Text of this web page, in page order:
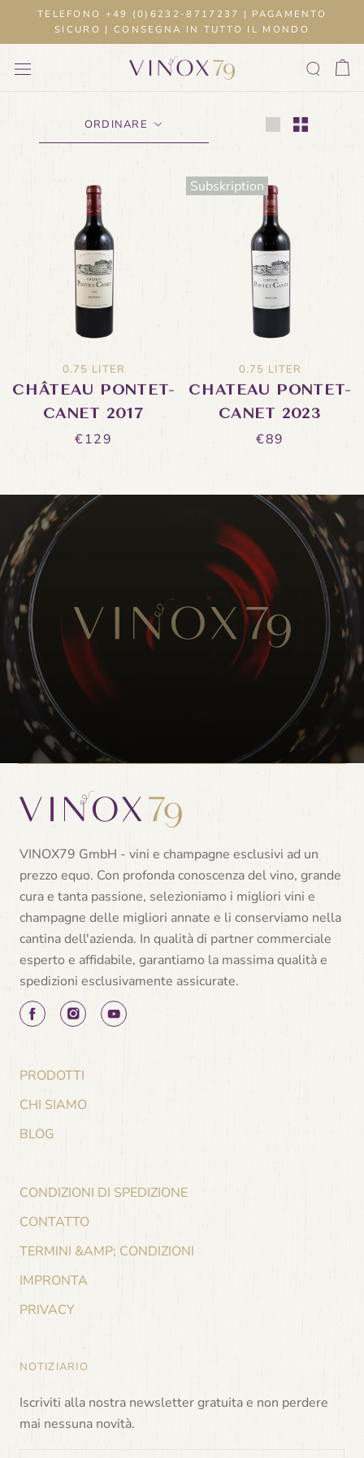
TELEFONO +49 (0)6232-8717237 | PAGAMENTO
SICURO | CONSEGNA IN TUTTO IL MONDO
ORDINARE
0.75 LITER
CHÂTEAU PONTET-
CANET 2017
€129
Subskription
0.75 LITER
CHATEAU PONTET-
CANET 2023
€89
VINOX79 GmbH - vini e champagne esclusivi ad un
prezzo equo. Con profonda conoscenza del vino, grande
cura e tanta passione, selezioniamo i migliori vini e
champagne delle migliori annate e li conserviamo nella
cantina dell'azienda. In qualità di partner commerciale
esperto e affidabile, garantiamo la massima qualità e
spedizioni esclusivamente assicurate.
PRODOTTI
CHI SIAMO
BLOG
CONDIZIONI DI SPEDIZIONE
CONTATTO
TERMINI &AMP; CONDIZIONI
IMPRONTA
PRIVACY
NOTIZIARIO
Iscriviti alla nostra newsletter gratuita e non perdere
mai nessuna novità.